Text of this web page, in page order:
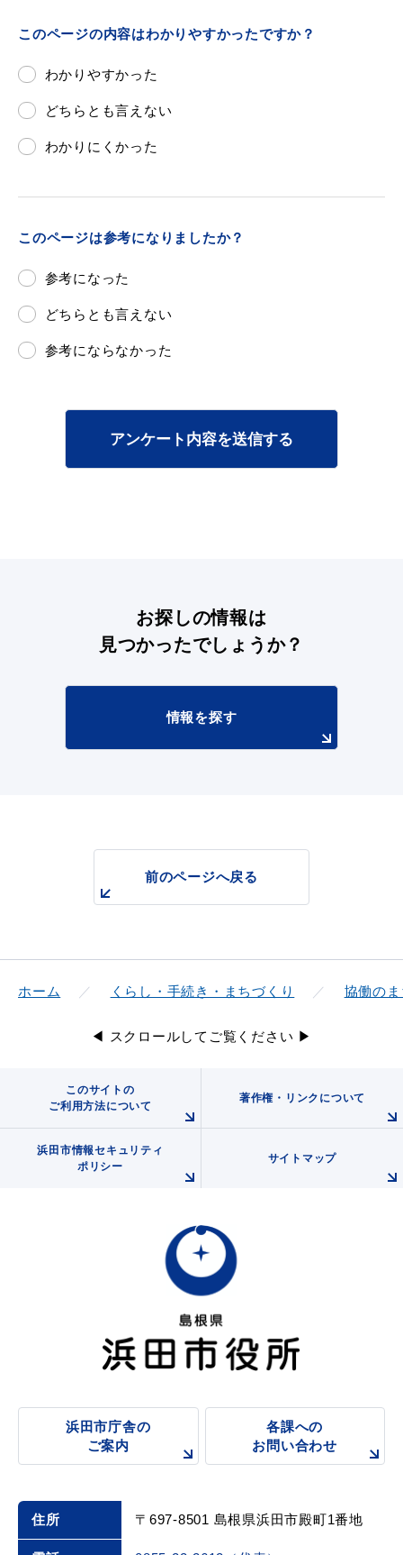
このページの内容はわかりやすかったですか？
わかりやすかった
どちらとも言えない
わかりにくかった
このページは参考になりましたか？
参考になった
どちらとも言えない
参考にならなかった
アンケート内容を送信する
お探しの情報は
見つかったでしょうか？
情報を探す
前のページへ戻る
ホーム くらし・手続き・まちづくり 協働の
◀ スクロールしてご覧ください ▶
このサイトの
ご利用方法について
著作権・リンクについて
浜田市情報セキュリティ
ポリシー
サイトマップ
浜田市庁舎の
ご案内
各課への
お問い合わせ
住所 〒697-8501 島根県浜田市殿町1番地